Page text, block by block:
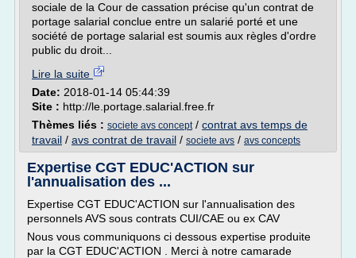
sociale de la Cour de cassation précise qu'un contrat de
portage salarial conclue entre un salarié porté et une
société de portage salarial est soumis aux règles d'ordre
public du droit...
Lire la suite
Date: 2018-01-14 05:44:39
Site : http://le.portage.salarial.free.fr
Thèmes liés : societe avs concept/ contrat avs temps de
travail / avs contrat de travail / societe avs / avs concepts
Expertise CGT EDUC'ACTION sur
l'annualisation des ...
Expertise CGT EDUC'ACTION sur l'annualisation des
personnels AVS sous contrats CUI/CAE ou ex CAV
Nous vous communiquons ci dessous expertise produite
par la CGT EDUC'ACTION . Merci à notre camarade